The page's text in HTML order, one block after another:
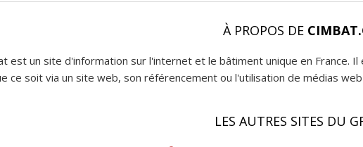
À PROPOS DE
est un site d'information sur l'internet et le bâtiment unique en France.
ce soit via un site web, son référencement ou l'utilisation de médias
LES AUTRES SITES DU